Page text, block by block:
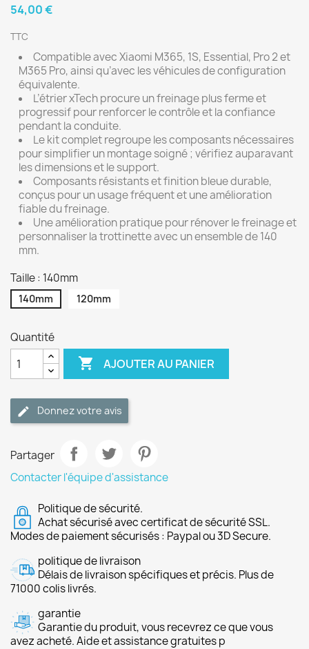
54,00 €
TTC
Compatible avec Xiaomi M365, 1S, Essential, Pro 2 et
M365 Pro, ainsi qu’avec les véhicules de configuration
équivalente.
L’étrier xTech procure un freinage plus ferme et
progressif pour renforcer le contrôle et la confiance
pendant la conduite.
Le kit complet regroupe les composants nécessaires
pour simplifier un montage soigné ; vérifiez auparavant
les dimensions et le support.
Composants résistants et finition bleue durable,
conçus pour un usage fréquent et une amélioration
fiable du freinage.
Une amélioration pratique pour rénover le freinage et
personnaliser la trottinette avec un ensemble de 140
mm.
Taille : 140mm
140mm 120mm
Quantité
 AJOUTER AU PANIER
Donnez votre avis
Partager
Contacter l'équipe d'assistance
Politique de sécurité.
Achat sécurisé avec certificat de sécurité SSL.
Modes de paiement sécurisés : Paypal ou 3D Secure.
politique de livraison
Délais de livraison spécifiques et précis. Plus de
71000 colis livrés.
garantie
Garantie du produit, vous recevrez ce que vous
avez acheté. Aide et assistance gratuites p